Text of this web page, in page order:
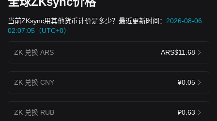
当前ZKsync用其他货币计价是多少？最近更新时间： 2026-08-06
02:07:05（UTC+0）
ZK 兑换 ARS ARS$11.68
ZK 兑换 CNY ¥0.05
ZK 兑换 RUB ₽0.63